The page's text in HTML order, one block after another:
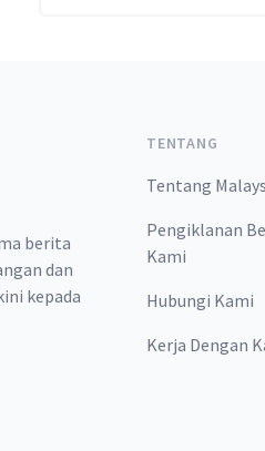
berita
dan
kepada
TENTANG
Tentang
Pengiklanan
Kami
Hubungi Kami
Kerja Dengan